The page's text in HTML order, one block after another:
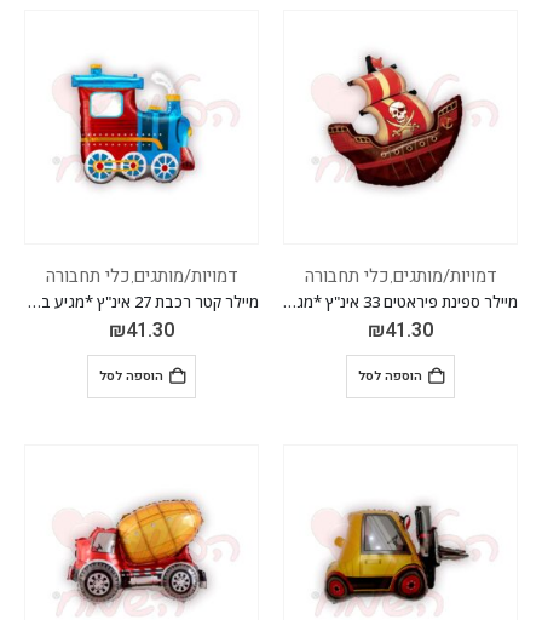
דמויות/מותגים, כלי תחבורה
מיילר ספינת פיראטים 33 אינ"ץ *מגיע בסיטונאות חבילה של 5 יח'*
₪41.30
הוספה לסל
דמויות/מותגים, כלי תחבורה
מיילר קטר רכבת 27 אינ"ץ *מגיע בסיטונאות חבילה של 5 יח'*
₪41.30
הוספה לסל